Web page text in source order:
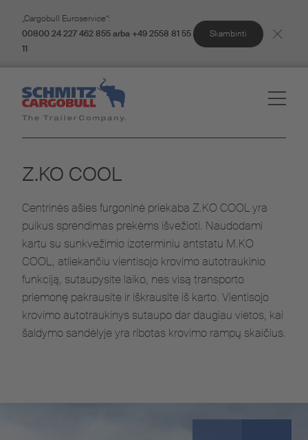
„Cargobull Euroservice“:
00800 24 227 462 855 arba +49 2558 81 55
11
Skambinti
Z.KO COOL
Centrinės ašies furgoninė priekaba Z.KO COOL yra
puikus sprendimas prekėms išvežioti. Naudodami
kartu su sunkvežimio izoterminiu antstatu M.KO
COOL, atliekančiu vientisojo krovimo autotraukinio
funkciją, sutaupysite laiko, nes visą transporto
priemonę pakrausite ir iškrausite iš karto. Vientisojo
krovimo autotraukinys sutaupo dar daugiau vietos, kai
šaldymo sandėlyje yra ribotas krovimo rampų skaičius.